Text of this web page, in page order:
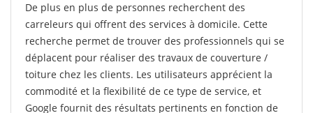
De plus en plus de personnes recherchent des
carreleurs qui offrent des services à domicile. Cette
recherche permet de trouver des professionnels qui se
déplacent pour réaliser des travaux de couverture /
toiture chez les clients. Les utilisateurs apprécient la
commodité et la flexibilité de ce type de service, et
Google fournit des résultats pertinents en fonction de